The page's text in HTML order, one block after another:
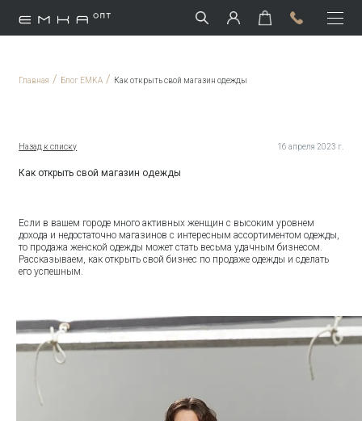
Главная / Блог EMKA / Как открыть свой магазин одежды
Назад к списку 16 апреля 2023 г.
Как открыть свой магазин одежды
Если в вашем городе много активных женщин с высоким уровнем
дохода и недостаточно магазинов с интересным ассортиментом одежды,
то продажа женской одежды может стать весьма удачным бизнесом.
Рассказываем, как открыть свой бизнес по продаже одежды и сделать
его успешным.